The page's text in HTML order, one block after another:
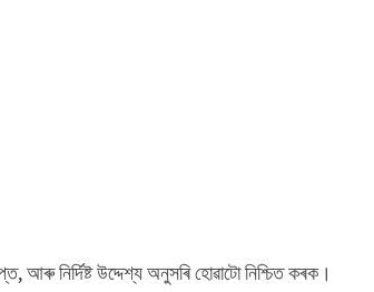
আৰু নিৰ্দিষ্ট উদ্দেশ্য অনুসৰি হোৱাটো নিশ্চিত কৰক।